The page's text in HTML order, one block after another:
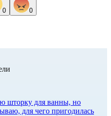
0 0
шторку для ванны, но
для чего пригодилась